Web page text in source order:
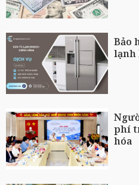
Bảo
lạnh
phí
hóa